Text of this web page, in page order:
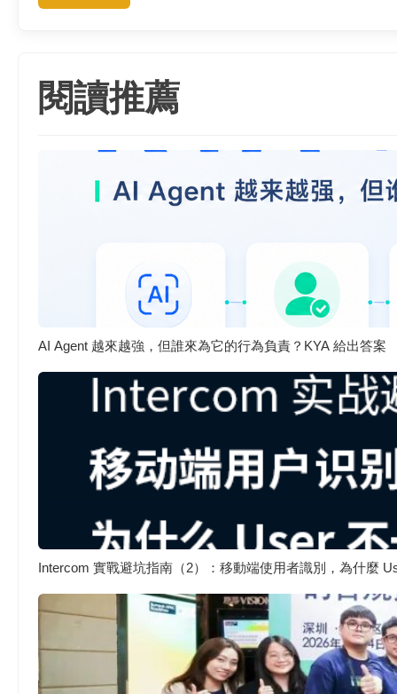
閱讀推薦
AI Agent 越來越強，但誰來為它的行為負責？KYA 給出答案
Intercom 實戰避坑指南（2）：移動端使用者識別，為什麼